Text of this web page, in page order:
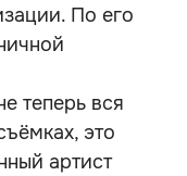
По его
теперь вся
это
артист